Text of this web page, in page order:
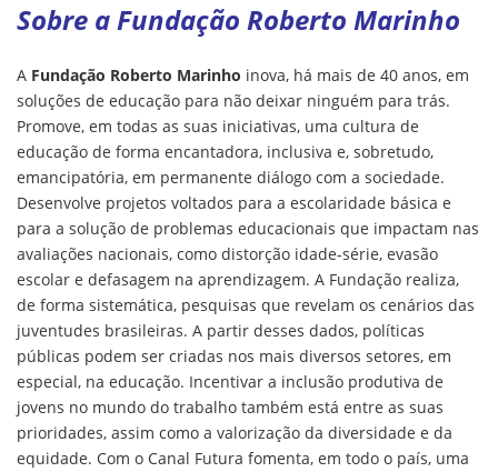
Sobre a Fundação Roberto Marinho
A Fundação Roberto Marinho inova, há mais de 40 anos, em
soluções de educação para não deixar ninguém para trás.
Promove, em todas as suas iniciativas, uma cultura de
educação de forma encantadora, inclusiva e, sobretudo,
emancipatória, em permanente diálogo com a sociedade.
Desenvolve projetos voltados para a escolaridade básica e
para a solução de problemas educacionais que impactam nas
avaliações nacionais, como distorção idade-série, evasão
escolar e defasagem na aprendizagem. A Fundação realiza,
de forma sistemática, pesquisas que revelam os cenários das
juventudes brasileiras. A partir desses dados, políticas
públicas podem ser criadas nos mais diversos setores, em
especial, na educação. Incentivar a inclusão produtiva de
jovens no mundo do trabalho também está entre as suas
prioridades, assim como a valorização da diversidade e da
equidade. Com o Canal Futura fomenta, em todo o país, uma